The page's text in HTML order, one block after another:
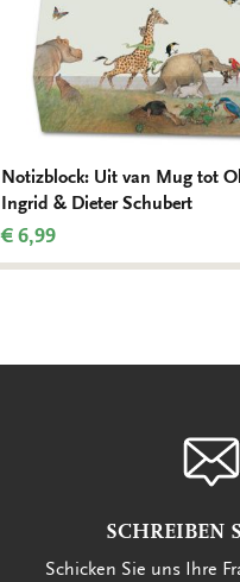
Notizblock: Uit van Mug tot
Ingrid & Dieter Schubert
€ 6,99
SCHREIBEN
Schicken Sie uns Ihre